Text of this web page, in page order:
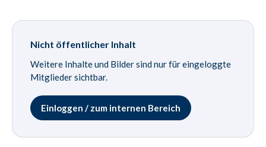
Nicht öffentlicher Inhalt
Weitere Inhalte und Bilder sind nur für eingeloggte
Mitglieder sichtbar.
Einloggen / zum internen Bereich